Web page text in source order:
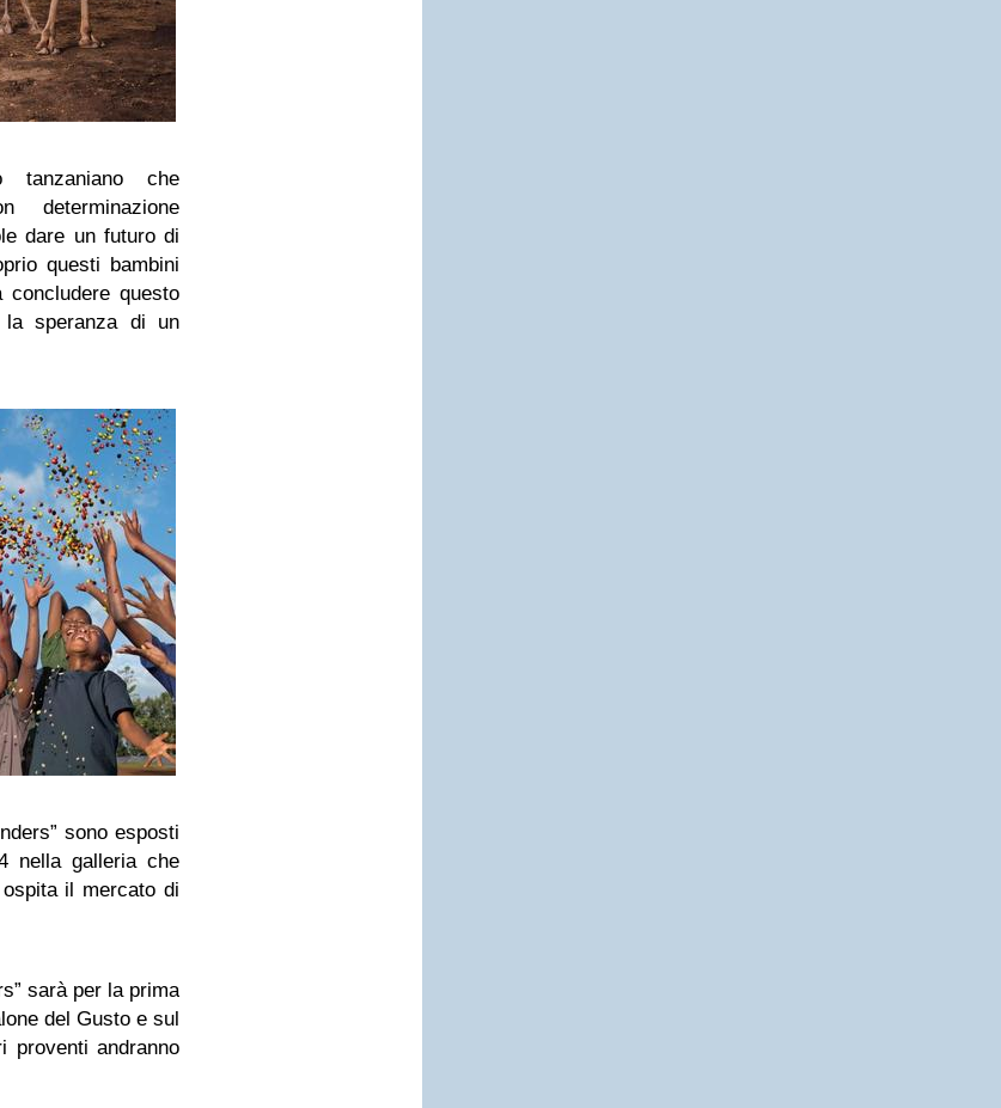
tanzaniano che
determinazione
dare un futuro di
questi bambini
questo
la speranza di un
sono esposti
nella galleria che
ospita il mercato di
sarà per la prima
del Gusto e sul
proventi andranno